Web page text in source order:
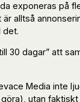
exponeras på
alltså
det.
30 dagar” att
Media inte
utan faktiskt